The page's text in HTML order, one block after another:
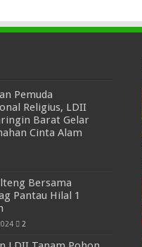
Pemuda
Religius, LDII
Barat Gelar
Cinta Alam
Bersama
Pantau Hilal 1
2